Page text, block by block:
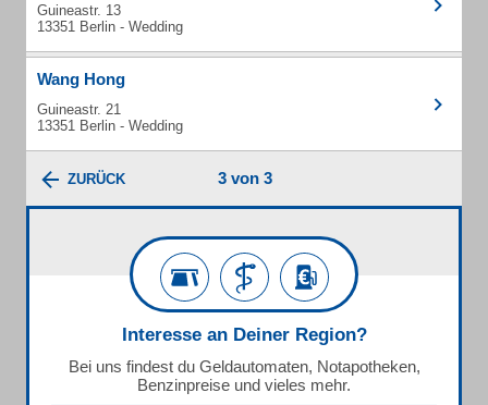
Guineastr. 13
13351 Berlin - Wedding
Wang Hong
Guineastr. 21
13351 Berlin - Wedding
ZURÜCK 3 von 3
Interesse an Deiner Region?
Bei uns findest du Geldautomaten, Notapotheken,
Benzinpreise und vieles mehr.